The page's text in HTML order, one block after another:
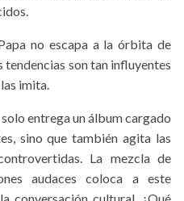
no escapa a la órbita de
tendencias son tan influyentes
imita.
entrega un álbum cargado
sino que también agita las
La mezcla de
audaces coloca a este